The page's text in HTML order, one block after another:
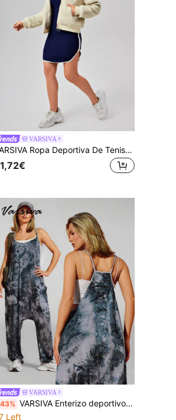
VARSIVA
VARSIVA Ropa Deportiva De Tenis Básica Para Exteriores Con Chaqueta
VARSIVA
VARSIVA Enterizo deportivo de verano para actividades al aire libre con bolsillos y estampados básicos
Left